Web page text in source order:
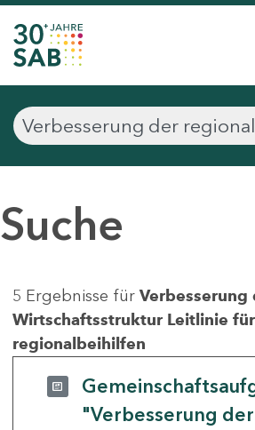
Suche
5 Ergebnisse für Verbesserung
Wirtschaftsstruktur Leitlinie für
regionalbeihilfen
"Verbesserung der